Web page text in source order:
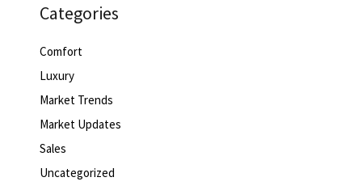
Categories
Comfort
Luxury
Market Trends
Market Updates
Sales
Uncategorized